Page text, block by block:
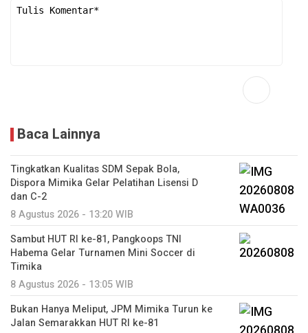
Baca Lainnya
Tingkatkan Kualitas SDM Sepak Bola,
Dispora Mimika Gelar Pelatihan Lisensi D
dan C-2
8 Agustus 2026 - 13:20 WIB
Sambut HUT RI ke-81, Pangkoops TNI
Habema Gelar Turnamen Mini Soccer di
Timika
8 Agustus 2026 - 13:05 WIB
Bukan Hanya Meliput, JPM Mimika Turun ke
Jalan Semarakkan HUT RI ke-81